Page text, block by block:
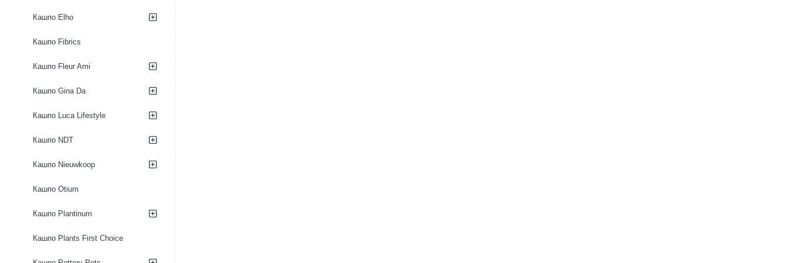
Кашпо Elho
Кашпо Fibrics
Кашпо Fleur Ami
Кашпо Gina Da
Кашпо Luca Lifestyle
Кашпо NDT
Кашпо Nieuwkoop
Кашпо Otium
Кашпо Plantinum
Кашпо Plants First Choice